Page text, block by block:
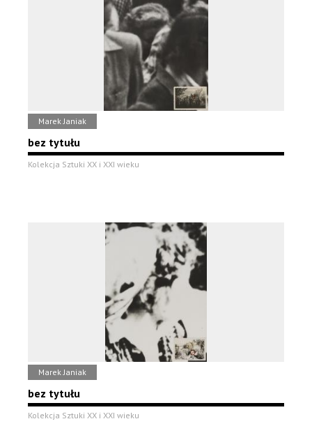
Marek Janiak
bez tytułu
Kolekcja Sztuki XX i XXI wieku
Marek Janiak
bez tytułu
Kolekcja Sztuki XX i XXI wieku